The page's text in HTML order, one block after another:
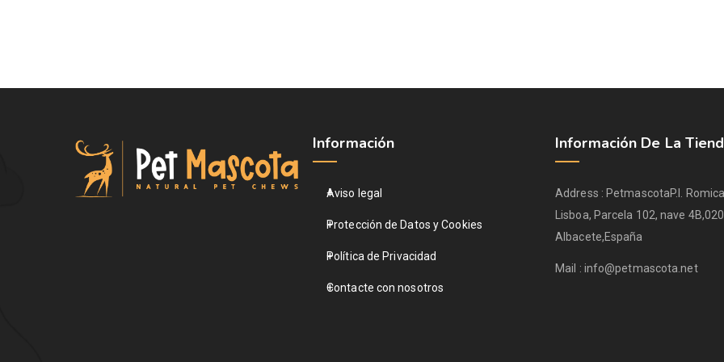
Información
Aviso legal
Protección de Datos y Cookies
Política de Privacidad
Contacte con nosotros
Información De La
Address : PetmascotaP.I.
Lisboa, Parcela 102, nave 4B,
Albacete,España
Mail : info@petmascota.net